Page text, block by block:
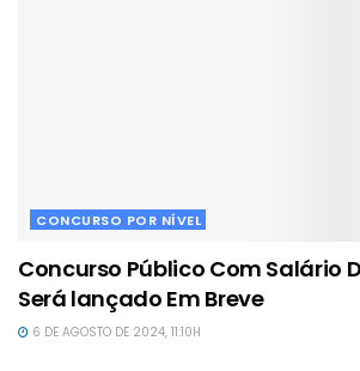
CONCURSO POR NÍVEL
Concurso Público Com Salário
Será lançado Em Breve
6 DE AGOSTO DE 2024, 11:10H